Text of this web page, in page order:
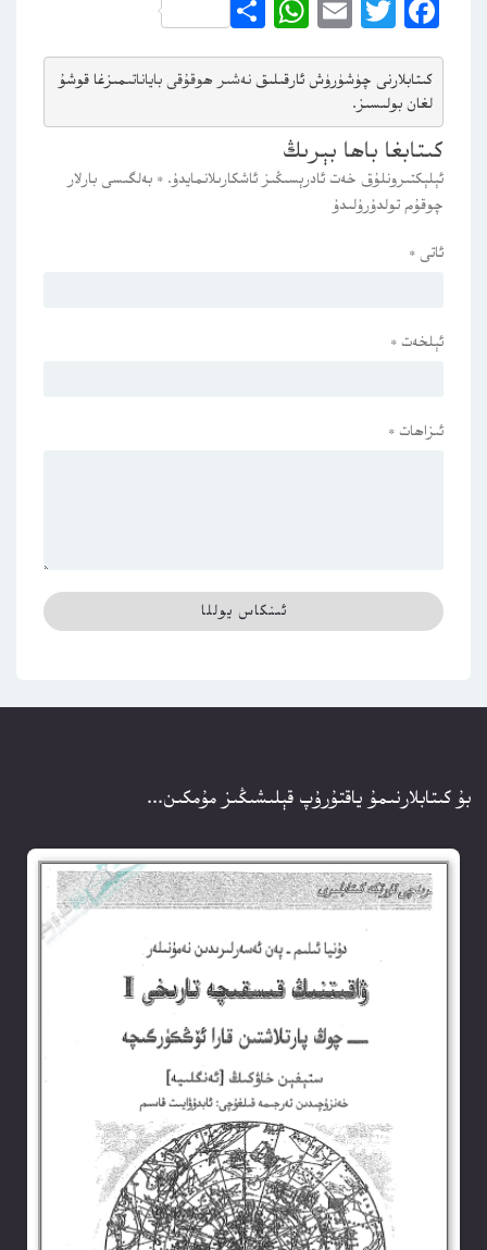
Facebook
Twitter
Email
WhatsApp
Share
كىتابلارنى چۈشۈرۈش ئارقىلىق نەشىر ھوقۇقى باياناتىمىزغا قوشۇ
لغان بولىسىز.
كىتابغا باھا بېرىڭ
ئېلېكتىرونلۇق خەت ئادرېسىڭىز ئاشكارىلانمايدۇ. * بەلگىسى بارلار
چوقۇم تولدۇرۇلىدۇ
ئاتى *
ئېلخەت *
ئىزاھات *
بۇ كىتابلارنىمۇ ياقتۇرۇپ قېلىشىڭىز مۇمكىن...